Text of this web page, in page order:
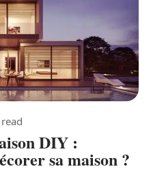
DIY :
sa maison ?